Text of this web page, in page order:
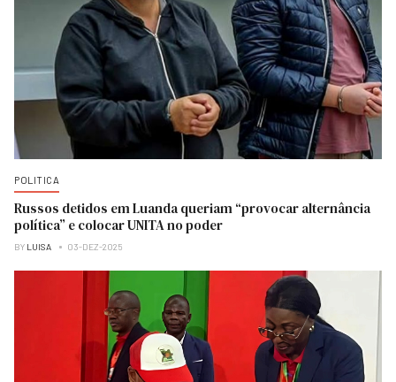
POLITICA
Russos detidos em Luanda queriam “provocar alternância
política” e colocar UNITA no poder
BY LUISA 03-DEZ-2025